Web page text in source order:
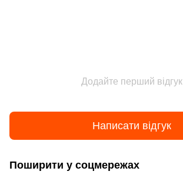
Додайте перший відгук
Написати відгук
Поширити у соцмережах